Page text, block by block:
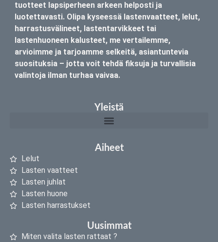
tuotteet lapsiperheen arkeen helposti ja
luotettavasti. Olipa kyseessä lastenvaatteet, lelut,
harrastusvälineet, lastentarvikkeet tai
lastenhuoneen kalusteet, me vertailemme,
arvioimme ja tarjoamme selkeitä, asiantuntevia
suosituksia – jotta voit tehdä fiksuja ja turvallisia
valintoja ilman turhaa vaivaa.
Yleistä
Aiheet
Lelut
Lasten vaatteet
Lasten juhlat
Lasten huone
Lasten harrastukset
Uusimmat
Miten valita lasten rattaat ?